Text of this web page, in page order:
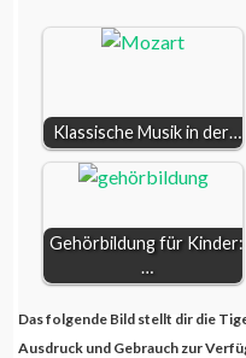
Klassische Musik in der…
Gehörbildung für Kinder:
…
Das folgende Bild stellt dir die
Ausdruck und Gebrauch zur